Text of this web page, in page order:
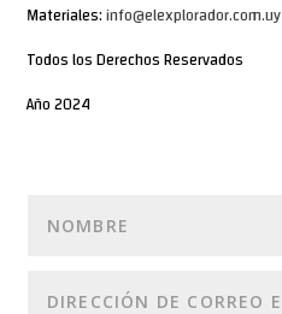
Materiales:info@elexplorador.com.uy
Todos los Derechos Reservados
Año 2024